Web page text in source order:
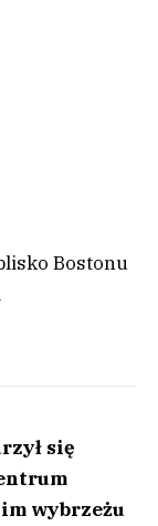
Bostonu
się
wybrzeżu